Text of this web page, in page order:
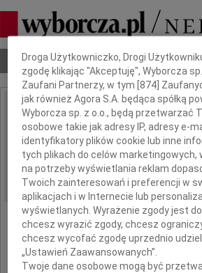
Nekrologi Odeszli Poradnik
IMIĘ I NAZWISKO: Dariusz
REGION: Bydgoszcz
DATA EMISJI: 05.02.2021
Z głębokim
że w dniu 30
Dbamy o Twoją prywatność
Droga Użytkowniczko, Drogi
zgodę klikając "Akceptuję", Wyborcza
Zaufani Partnerzy, w tym [874 ]
jak również Agora S.A. będąca spółką
Wyborcza sp. z o.o., będą przetwarzać
osobowe takie jak adresy IP, adresy e-
identyfikatory plików cookie lub inne
tych plikach do celów marketingowych,
na potrzeby wyświetlania reklam
Twoich zainteresowań i preferencji w
aplikacjach i w Internecie lub
wyświetlanych. Wyrażenie zgody jest
chcesz wyrazić zgody, chcesz
chcesz wycofać zgodę uprzednio
„Ustawień Zaawansowanych”.
Twoje dane osobowe mogą być